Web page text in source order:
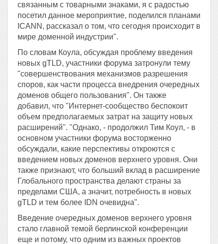
связанным с товарными знаками, я с радостью
посетил данное мероприятие, поделился планами
ICANN, рассказал о том, что сегодня происходит в
мире доменной индустрии".
По словам Коула, обсуждая проблему введения
новых gTLD, участники форума затронули тему
"совершенствования механизмов разрешения
споров, как части процесса внедрения очередных
доменов общего пользования". Он также
добавил, что "Интернет-сообщество беспокоит
объем предполагаемых затрат на защиту новых
расширений". "Однако, - продолжил Тим Коул, - в
основном участники форума восторженно
обсуждали, какие перспективы откроются с
введением новых доменов верхнего уровня. Они
также признают, что больший вклад в расширение
Глобального пространства делают страны за
пределами США, а значит, потребность в новых
gTLD и тем более IDN очевидна".
Введение очередных доменов верхнего уровня
стало главной темой берлинской конференции
еще и потому, что одним из важных проектов